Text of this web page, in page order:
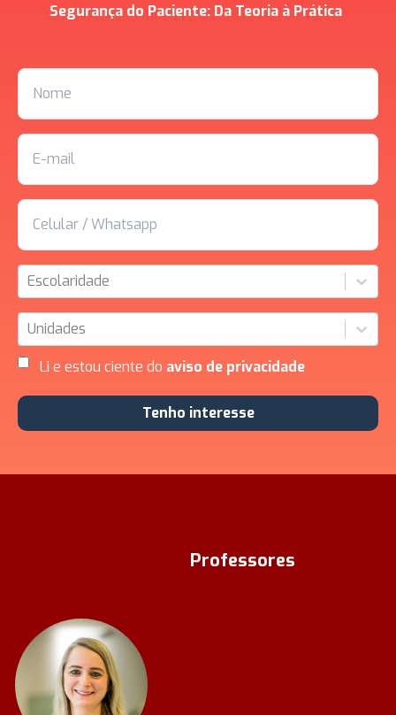
Segurança do Paciente: Da Teoria à Prática
Escolaridade
Unidades
Li e estou ciente do aviso de privacidade
Tenho interesse
Professores